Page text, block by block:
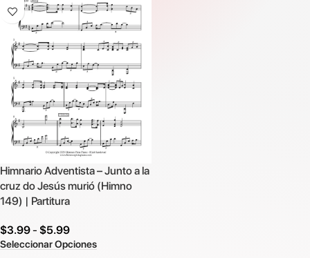
Himnario Adventista – Junto a la
cruz do Jesús murió (Himno
149) | Partitura
$3.99- $5.99
Seleccionar Opciones